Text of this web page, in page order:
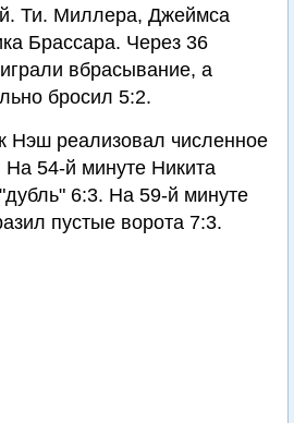
Ти. Миллера, Джеймса
Брассара. Через 36
вбрасывание, а
бросил 5:2.
Нэш реализовал численное
54-й минуте Никита
6:3. На 59-й минуте
пустые ворота 7:3.